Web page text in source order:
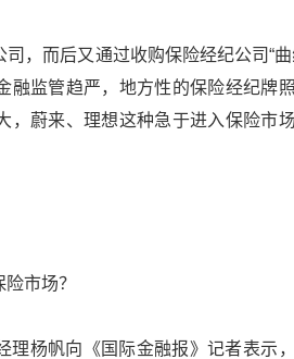
，而后又通过收购保险经纪公司“
监管趋严，地方性的保险经纪牌
，蔚来、理想这种急于进入保险市
市场？
理杨帆向《国际金融报》记者表示